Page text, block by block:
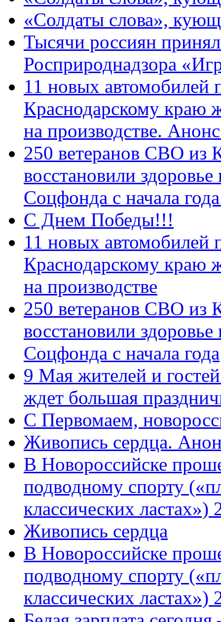
«Солдаты слова»,
Тысячи россиян
Росприроднадзора
11 новых автомобилей
Краснодарскому краю
на производстве.
250 ветеранов СВО из
восстановили
Соцфонда с начала
С Днем Победы!!!
11 новых автомобилей
Краснодарскому краю
на производстве
250 ветеранов СВО из
восстановили
Соцфонда с начала года
9 Мая жителей и
ждет большая
C Первомаем,
Живопись сердца.
В Новороссийске
подводному спорту
классических
Живопись сердца
В Новороссийске
подводному спорту
классических ластах»)